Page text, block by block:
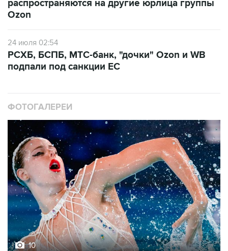
подпали под санкции ЕС
10
Фотохроника 5 августа